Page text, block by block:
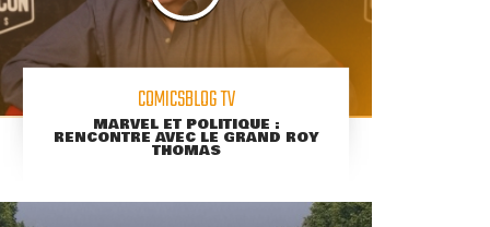
COMICSBLOG TV
MARVEL ET POLITIQUE :
RENCONTRE AVEC LE GRAND ROY
THOMAS